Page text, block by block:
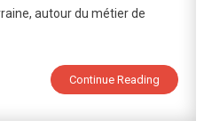
autour du métier de
Continue Reading